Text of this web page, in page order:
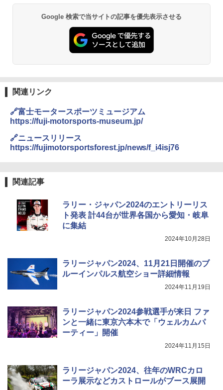
Google 検索で当サイトの記事を優先表示させる
関連リンク
🔗富士モータースポーツミュージアム
https://fuji-motorsports-museum.jp/
🔗ニュースリリース
https://fujimotorsportsforest.jp/news/f_i4isj76
関連記事
ラリー・ジャパン2024のエントリーリス
ト発表 計44台が世界各国から愛知・岐阜
に集結
2024年10月28日
ラリージャパン2024、11月21日開催のブ
ルーインパルス航空ショー詳細情報
2024年11月19日
ラリージャパン2024参戦選手が来日 ファ
ンと一緒に東京六本木で「ウェルカムパ
ーティー」開催
2024年11月15日
ラリージャパン2024、往年のWRCカロ
ーラ展示などカストロールがブース展開